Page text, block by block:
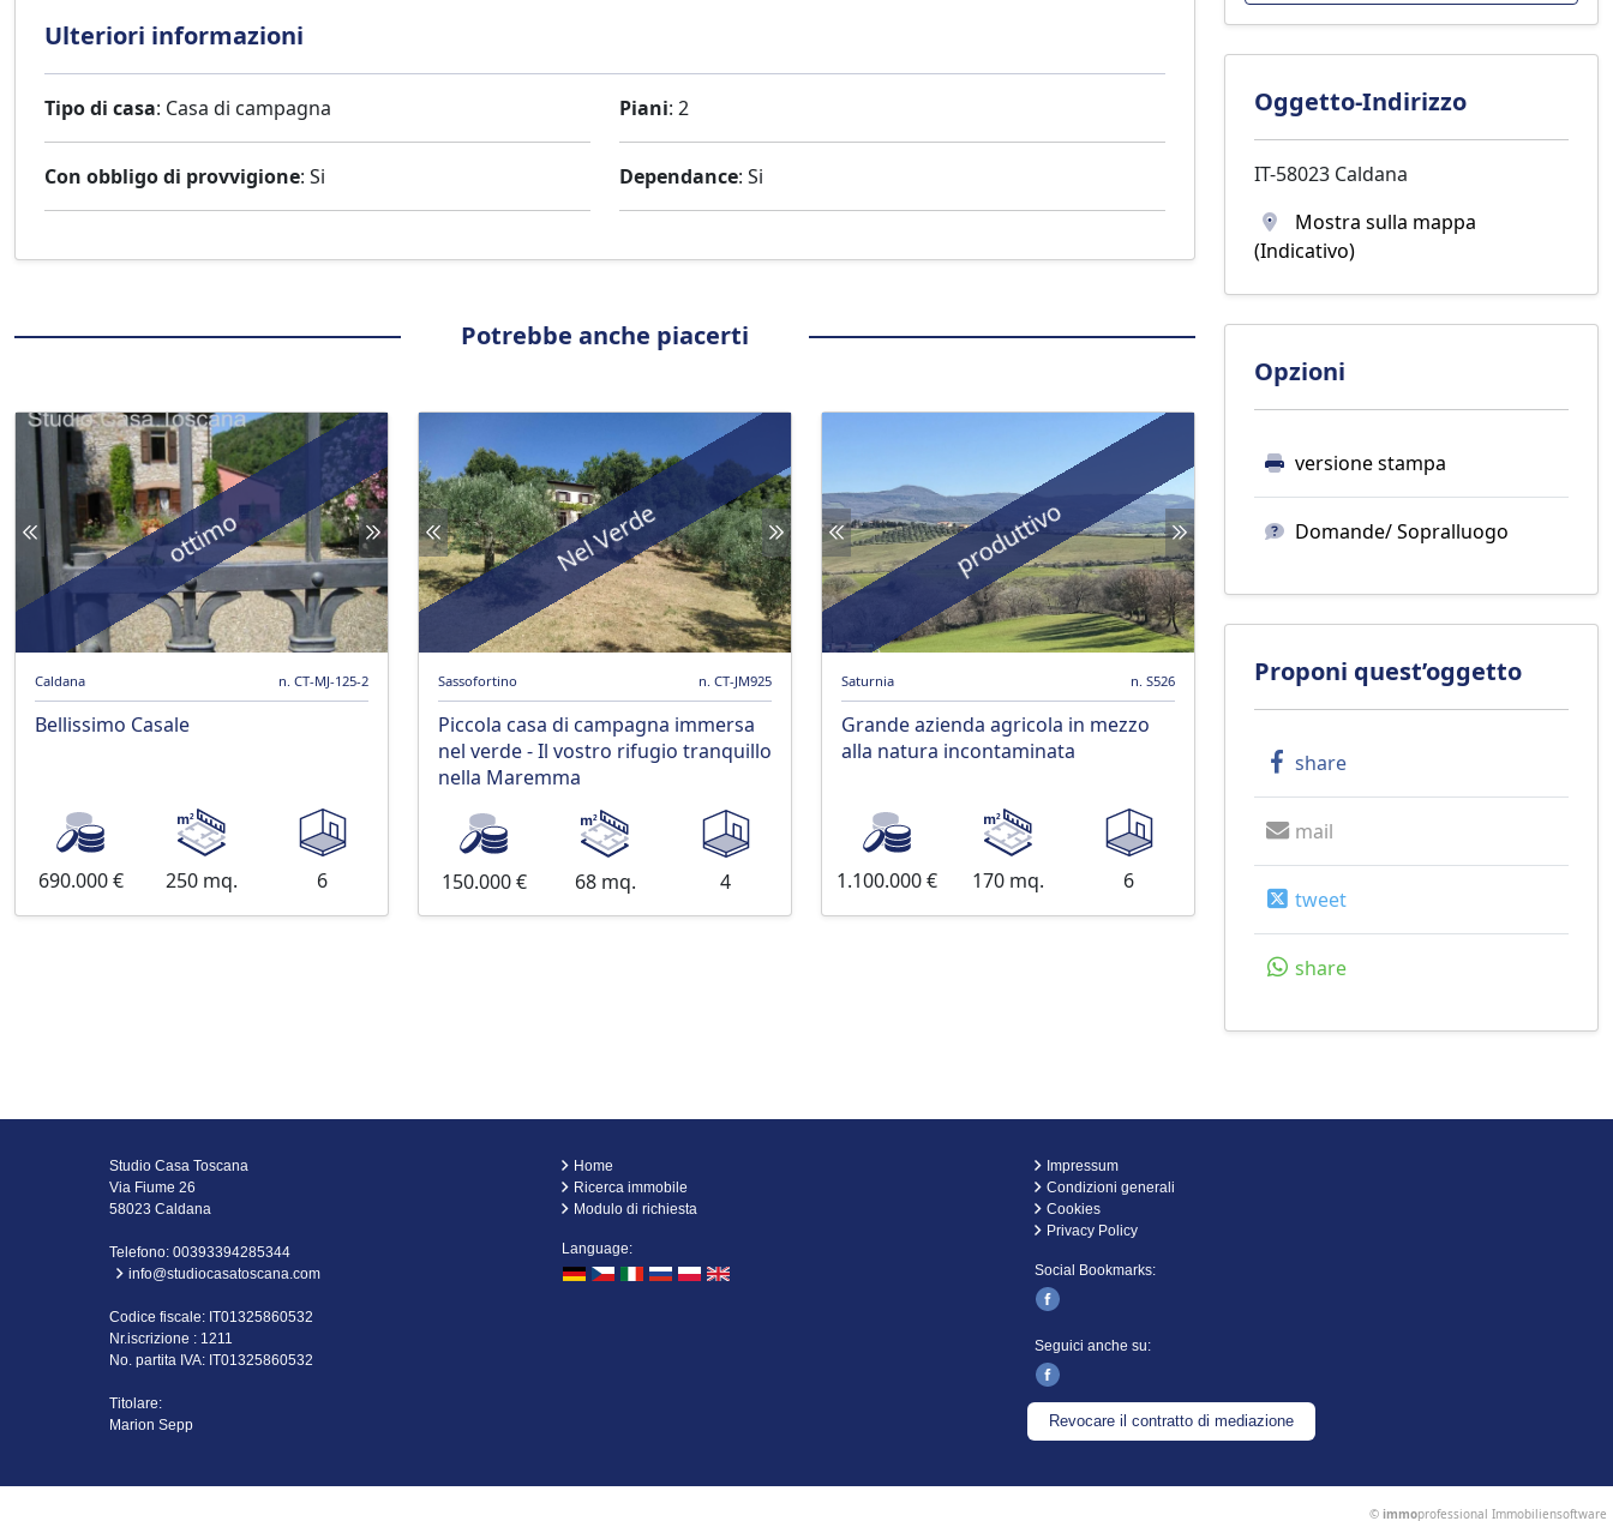
Ulteriori informazioni
Tipo di casa: Casa di campagna Piani: 2
Con obbligo di provvigione: Si Dependance: Si
Potrebbe anche piacerti
ottimo
Caldana n. CT-MJ-125-2
Bellissimo Casale
690.000 € 250 mq. 6
Nel Verde
Sassofortino n. CT-JM925
Piccola casa di campagna immersa
nel verde - Il vostro rifugio tranquillo
nella Maremma
150.000 € 68 mq. 4
produttivo
Saturnia n. S526
Grande azienda agricola in mezzo
alla natura incontaminata
1.100.000 € 170 mq. 6
Oggetto-Indirizzo
IT-58023 Caldana
Mostra sulla mappa
(Indicativo)
Opzioni
versione stampa
Domande/ Sopralluogo
Proponi quest’oggetto
share
mail
tweet
share
Studio Casa Toscana
Via Fiume 26
58023 Caldana
Telefono:00393394285344
info@studiocasatoscana.com
Codice fiscale: IT01325860532
Nr.iscrizione : 1211
No. partita IVA: IT01325860532
Titolare:
Marion Sepp
Home
Ricerca immobile
Modulo di richiesta
Language:
Impressum
Condizioni generali
Cookies
Privacy Policy
Social Bookmarks:
Seguici anche su:
Revocare il contratto di mediazione
© immoprofessional Immobiliensoftware